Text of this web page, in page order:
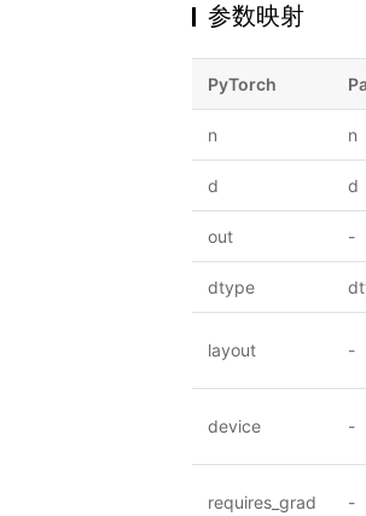
参数映射
PyTorch
n n
d d
out -
dtype
layout -
device -
requires_grad -